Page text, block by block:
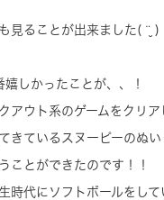
見ることが出来ました( ¨̮ )
嬉しかったことが、、！
アウト系のゲームをクリア
きているスヌーピーのぬい
ことができたのです！！
時代にソフトボールをし